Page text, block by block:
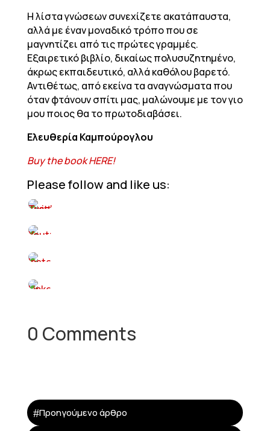
Η λίστα γνώσεων συνεχίζετε ακατάπαυστα,
αλλά με έναν μοναδικό τρόπο που σε
μαγνητίζει από τις πρώτες γραμμές.
Εξαιρετικό βιβλίο, δικαίως πολυσυζητημένο,
άκρως εκπαιδευτικό, αλλά καθόλου βαρετό.
Αντιθέτως, από εκείνα τα αναγνώσματα που
όταν φτάνουν σπίτι μας, μαλώνουμε με τον γιο
μου ποιος θα το πρωτοδιαβάσει.
Ελευθερία Καμπούρογλου
Buy the book HERE!
Please follow and like us:
0 Comments
#Προηγούμενο άρθρο